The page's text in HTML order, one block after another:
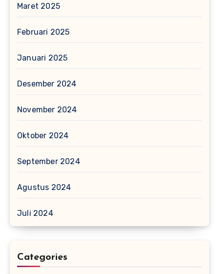
Maret 2025
Februari 2025
Januari 2025
Desember 2024
November 2024
Oktober 2024
September 2024
Agustus 2024
Juli 2024
Categories